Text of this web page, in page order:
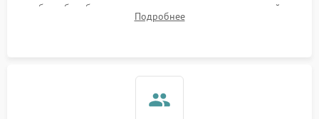
работы барабанчиков ввода поправок, кольца отстройки
параллакса и зума. Выявление сколов, внутренних
Подробнее